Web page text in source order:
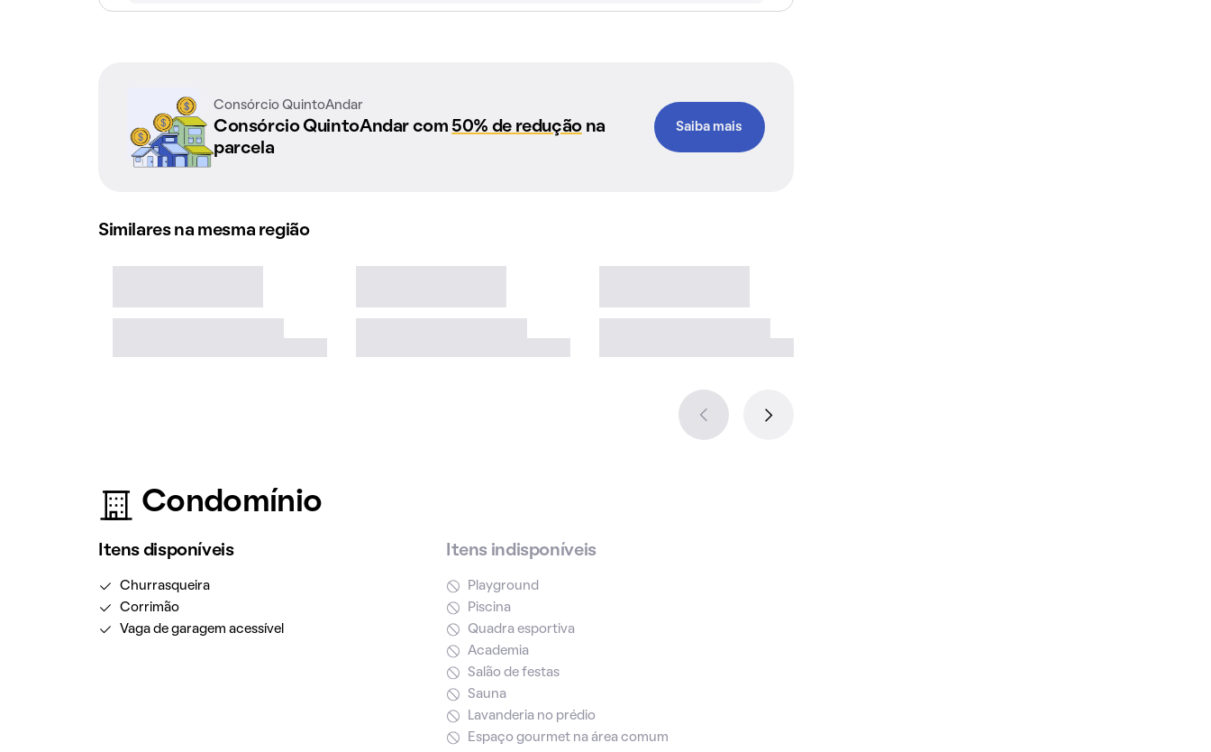
Consórcio QuintoAndar
Consórcio QuintoAndar com 50% de reduçãona
parcela
Saiba mais
Similares na mesma região
Condomínio
Itens disponíveis
Churrasqueira
Corrimão
Vaga de garagem acessível
Itens indisponíveis
Playground
Piscina
Quadra esportiva
Academia
Salão de festas
Sauna
Lavanderia no prédio
Espaço gourmet na área comum